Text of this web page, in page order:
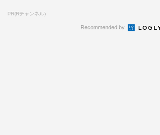
PR(Rチャンネル)
Recommended by